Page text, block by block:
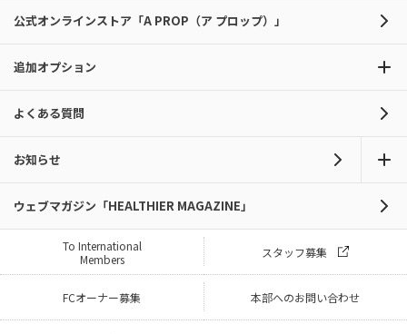
公式オンラインストア「A PROP（ア プロップ）」
追加オプション
よくある質問
お知らせ
ウェブマガジン「HEALTHIER MAGAZINE」
To International
Members
スタッフ募集
FCオーナー募集 本部へのお問い合わせ